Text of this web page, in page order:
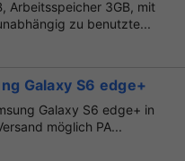
Arbeitsspeicher 3GB, mit
zu benutzte...
Galaxy S6 edge+
Galaxy S6 edge+ in
möglich PA...